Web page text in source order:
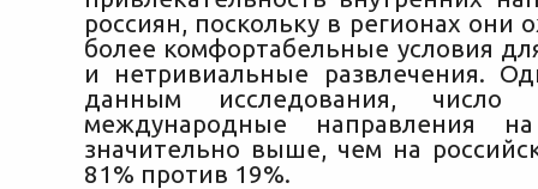
россиян, поскольку в регионах они
более комфортабельные условия
и нетривиальные развлечения.
данным исследования, число
международные направления
значительно выше, чем на
81% против 19%.